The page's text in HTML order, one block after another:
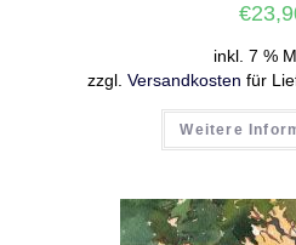
€
inkl. 7 %
zzgl. Versandkosten für
Weitere